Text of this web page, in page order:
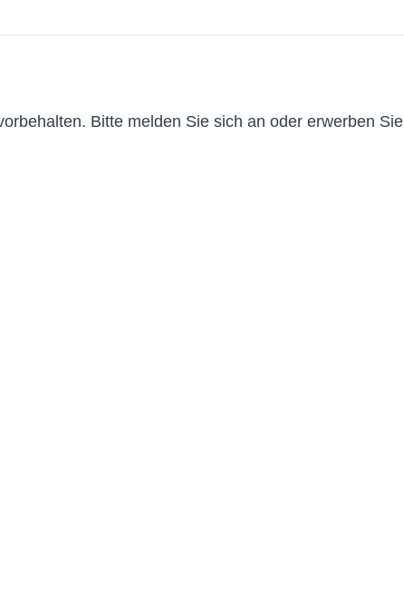
Bitte melden Sie sich an oder erwerben Sie